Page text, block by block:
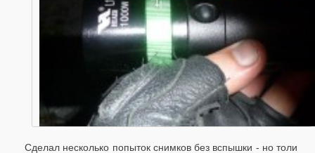
Сделал несколько попыток снимков без вспышки - но толи